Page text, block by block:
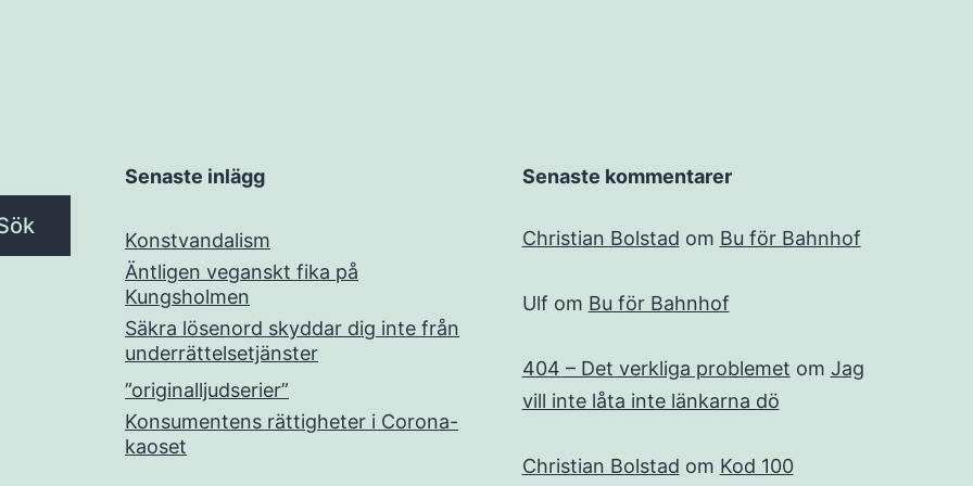
Senaste inlägg
Konstvandalism
Äntligen veganskt fika på
Kungsholmen
Säkra lösenord skyddar dig inte från
underrättelsetjänster
”originalljudserier”
Konsumentens rättigheter i Corona-
kaoset
Senaste kommentarer
Christian Bolstad om Bu för Bahnhof
Ulf om Bu för Bahnhof
404 – Det verkliga problemet om Jag
vill inte låta inte länkarna dö
Christian Bolstad om Kod 100